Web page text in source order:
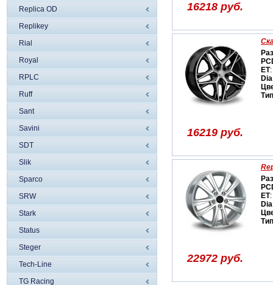
Replica OD
Replikey
Rial
Royal
RPLC
Ruff
Sant
Savini
SDT
Slik
Sparco
SRW
Stark
Status
Steger
Tech-Line
TG Racing
16218 руб.
ET
Dia
Тип
16219 руб.
ET
Dia
Тип
22972 руб.